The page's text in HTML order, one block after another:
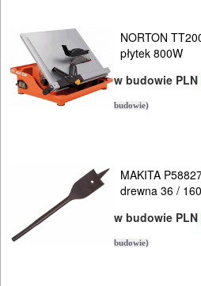
Do
pił
szablowych
pistoletów
silikonu
NORTON
płytek 800W
w budowie PLN
budowie)
MAKITA
drewna 36 /
w budowie PLN
budowie)